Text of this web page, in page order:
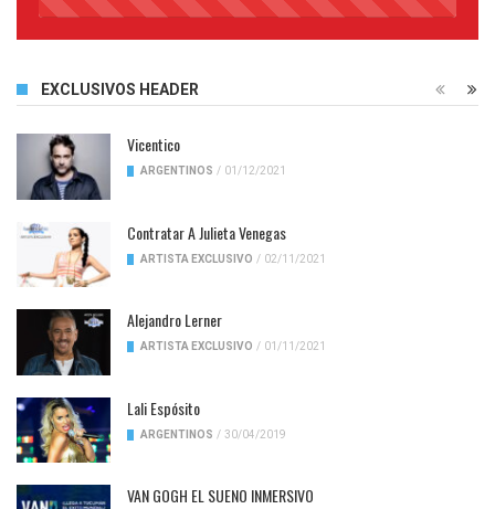
45%
EXCLUSIVOS HEADER
Vicentico
ARGENTINOS / 01/12/2021
Contratar A Julieta Venegas
ARTISTA EXCLUSIVO / 02/11/2021
Alejandro Lerner
ARTISTA EXCLUSIVO / 01/11/2021
Lali Espósito
ARGENTINOS / 30/04/2019
VAN GOGH EL SUENO INMERSIVO